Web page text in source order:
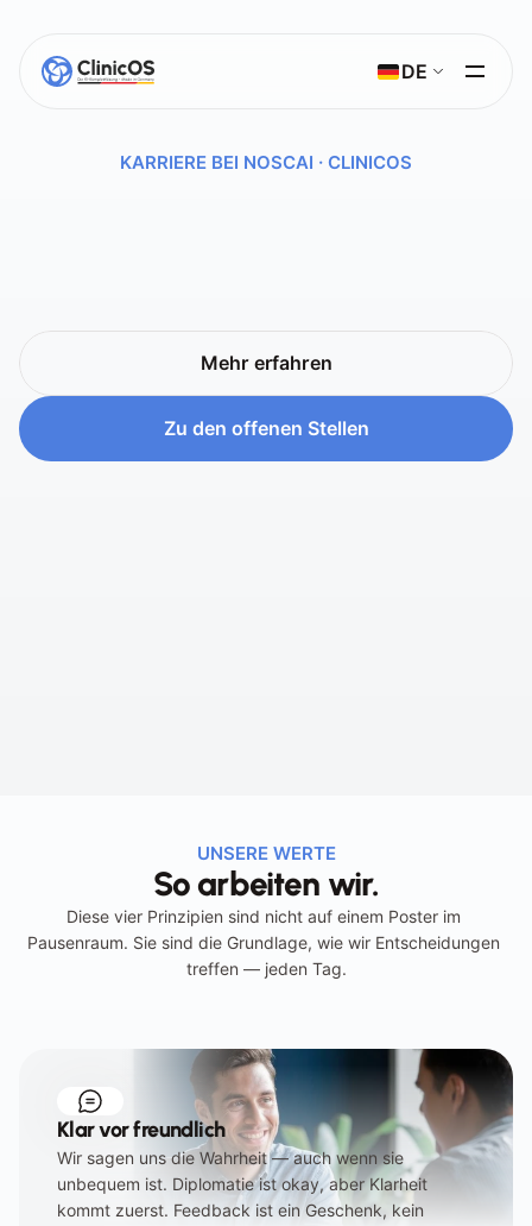
DE
Select Language
KARRIERE BEI NOSCAI · CLINICOS
findet bei uns das spannendste Kapitel seiner Karriere.
Mehr erfahren
Zu den offenen Stellen
UNSERE WERTE
So arbeiten wir.
Diese vier Prinzipien sind nicht auf einem Poster im
Pausenraum. Sie sind die Grundlage, wie wir Entscheidungen
treffen — jeden Tag.
Klar vor freundlich
Wir sagen uns die Wahrheit — auch wenn sie
unbequem ist. Diplomatie ist okay, aber Klarheit
kommt zuerst. Feedback ist ein Geschenk, kein